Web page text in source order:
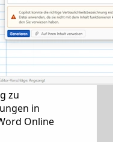
zu
in
Online